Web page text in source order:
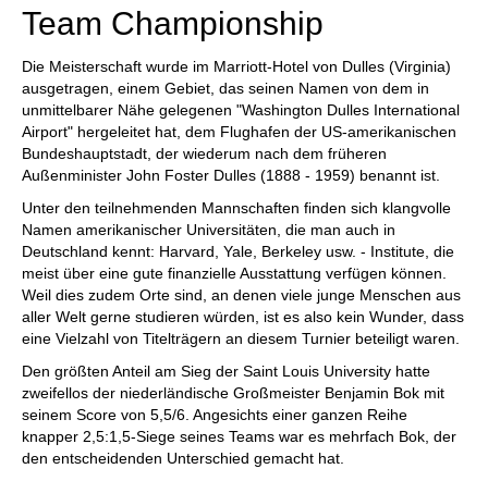
Team Championship
Die Meisterschaft wurde im Marriott-Hotel von Dulles (Virginia)
ausgetragen, einem Gebiet, das seinen Namen von dem in
unmittelbarer Nähe gelegenen "Washington Dulles International
Airport" hergeleitet hat, dem Flughafen der US-amerikanischen
Bundeshauptstadt, der wiederum nach dem früheren
Außenminister John Foster Dulles (1888 - 1959) benannt ist.
Unter den teilnehmenden Mannschaften finden sich klangvolle
Namen amerikanischer Universitäten, die man auch in
Deutschland kennt: Harvard, Yale, Berkeley usw. - Institute, die
meist über eine gute finanzielle Ausstattung verfügen können.
Weil dies zudem Orte sind, an denen viele junge Menschen aus
aller Welt gerne studieren würden, ist es also kein Wunder, dass
eine Vielzahl von Titelträgern an diesem Turnier beteiligt waren.
Den größten Anteil am Sieg der Saint Louis University hatte
zweifellos der niederländische Großmeister Benjamin Bok mit
seinem Score von 5,5/6. Angesichts einer ganzen Reihe
knapper 2,5:1,5-Siege seines Teams war es mehrfach Bok, der
den entscheidenden Unterschied gemacht hat.